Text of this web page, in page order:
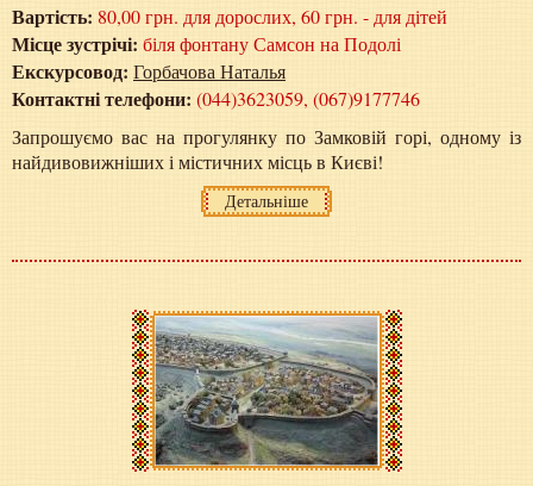
Вартість: 80,00 грн. для дорослих, 60 грн. - для дітей
Місце зустрічі: біля фонтану Самсон на Подолі
Екскурсовод: Горбачова Наталья
Контактні телефони: (044)3623059, (067)9177746
Запрошуємо вас на прогулянку по Замковій горі, одному із
найдивовижніших і містичних місць в Києві!
Детальніше